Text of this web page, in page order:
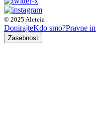
© 2025 Aleteia
DonirajteKdo smo?Pravne
Zasebnost